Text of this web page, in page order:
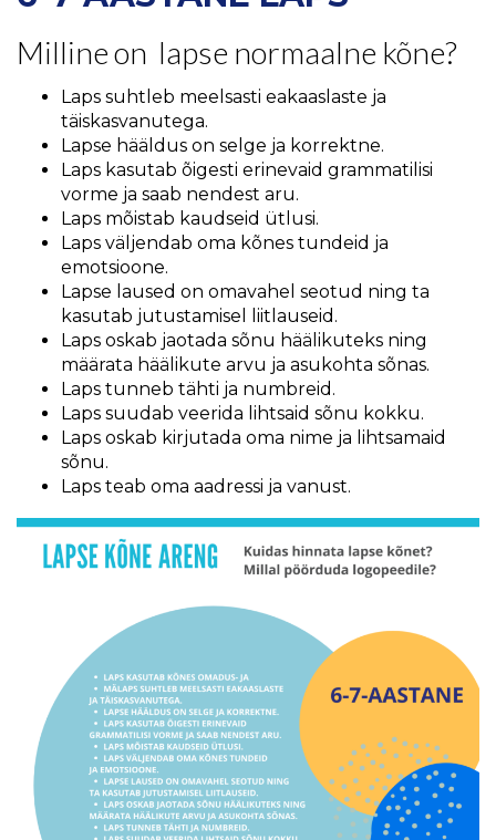
Milline on lapse normaalne kõne?
Laps suhtleb meelsasti eakaaslaste ja
täiskasvanutega.
Lapse hääldus on selge ja korrektne.
Laps kasutab õigesti erinevaid grammatilisi
vorme ja saab nendest aru.
Laps mõistab kaudseid ütlusi.
Laps väljendab oma kõnes tundeid ja
emotsioone.
Lapse laused on omavahel seotud ning ta
kasutab jutustamisel liitlauseid.
Laps oskab jaotada sõnu häälikuteks ning
määrata häälikute arvu ja asukohta sõnas.
Laps tunneb tähti ja numbreid.
Laps suudab veerida lihtsaid sõnu kokku.
Laps oskab kirjutada oma nime ja lihtsamaid
sõnu.
Laps teab oma aadressi ja vanust.